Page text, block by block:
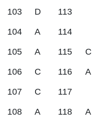
103 D 113
104 A 114
105 A 115 C
106 C 116 A
107 C 117
108 A 118 A